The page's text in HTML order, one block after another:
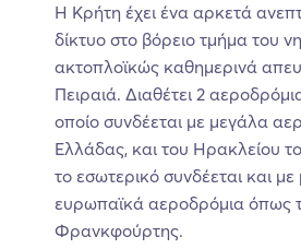
Η Κρήτη έχει ένα αρκετά
δίκτυο στο βόρειο τμήμα του
ακτοπλοϊκώς καθημερινά
Πειραιά. Διαθέτει 2
οποίο συνδέεται με μεγάλα
Ελλάδας, και του Ηρακλείου
το εσωτερικό συνδέεται και
ευρωπαϊκά αεροδρόμια όπως
Φρανκφούρτης.